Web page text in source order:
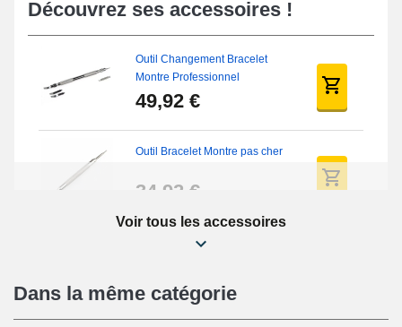
Découvrez ses accessoires !
Outil Changement Bracelet
Montre Professionnel
49,92 €
Outil Bracelet Montre pas cher
34,92 €
Kit Réparation Montre Débutant
16,90 €
Voir tous les accessoires
Dans la même catégorie